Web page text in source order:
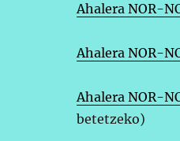
Ahalera NOR-
Ahalera NOR-
Ahalera NOR-
betetzeko)